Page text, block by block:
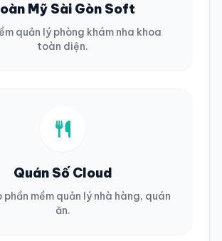
Mỹ Sài Gòn Soft
quản lý phòng khám nha khoa
toàn diện.
Quán Số Cloud
phần mềm quản lý nhà hàng, quán
ăn.